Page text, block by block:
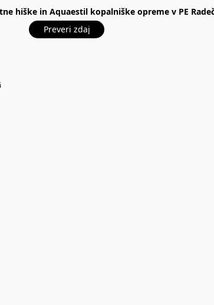
hiške in Aquaestil kopalniške opreme v PE
Preveri zdaj